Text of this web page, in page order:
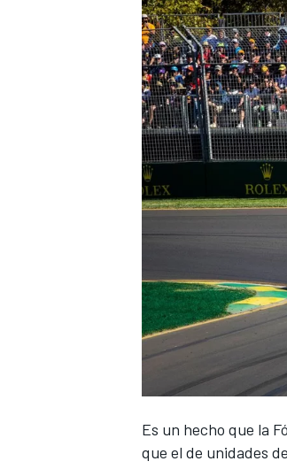
WEC
Es un hecho que la
que el de unidades